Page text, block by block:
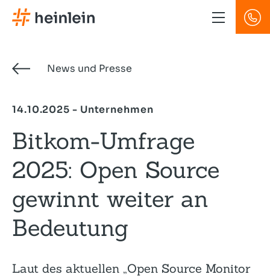
Direkt
zum
News und Presse
14.10.2025 - Unternehmen
Bitkom-Umfrage
2025: Open Source
gewinnt weiter an
Bedeutung
Laut des aktuellen „Open Source Monitor